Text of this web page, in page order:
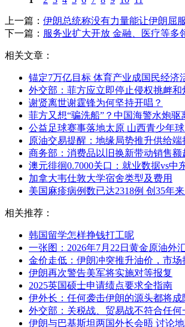
上一篇： 伊朗总统称没有力量能让伊朗屈服
下一篇： 服务业扩大开放 金融、医疗等多
相关文章：
锚定7万亿目标 体育产业成国民经济
外交部：菲方应立即停止侵权挑衅和
谢贤离世谢霆锋为何坚持开唱？
菲方又想“骗洗船”？中国海警水炮驱
公益足球赛事落地太原 山西青少年
原油交易提醒：地缘局势推升供给
商务部：消费品以旧换新带动销售额
澳元徘徊0.7000关口：就业数据vs中
加拿大韦仕敦大学宿舍类型及费用
美国麻疹病例数已达2318例 创35年
相关推荐：
韩国留学怎样挣钱打工呢
一张图：2026年7月22日黄金原油外
金价走低：伊朗冲突推升油价，市场
伊朗再次警告美军将实施对等报复
2025英国硕士申请绩点要求全指南
伊外长：任何袭击伊朗的源头都将
外交部：关税战、贸易战不符合任何
伊朗与巴基斯坦两国外长会晤 讨论